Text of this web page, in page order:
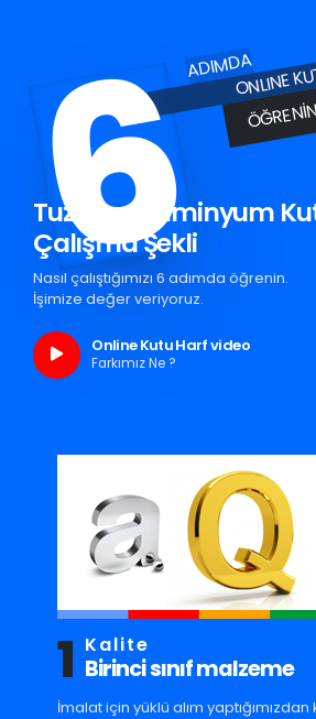
6ADIMDAONLINE
Tuzluca Aluminyum
Çalışma Şekli
Nasıl çalıştığımızı 6 adımda öğrenin.
İşimize değer veriyoruz.
Online Kutu Harf video
Farkımız Ne ?
1 Kalite
Birinci sınıf malzeme
İmalat için yüklü alım yaptığımızdan